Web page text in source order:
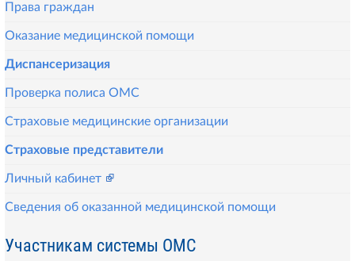
Права граждан
Оказание медицинской помощи
Диспансеризация
Проверка полиса ОМС
Страховые медицинские организации
Страховые представители
Личный кабинет
Сведения об оказанной медицинской помощи
Участникам системы ОМС